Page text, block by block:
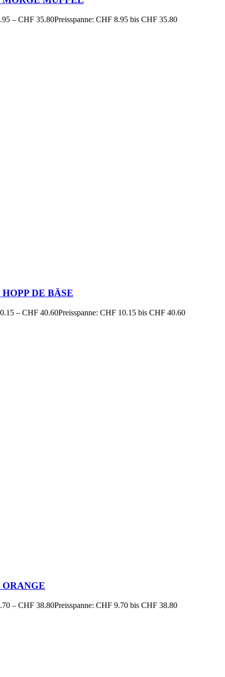
– CHF 35.80Preisspanne: CHF 8.95 bis CHF 35.80
HOPP DE BÄSE
– CHF 40.60Preisspanne: CHF 10.15 bis CHF 40.60
ORANGE
– CHF 38.80Preisspanne: CHF 9.70 bis CHF 38.80